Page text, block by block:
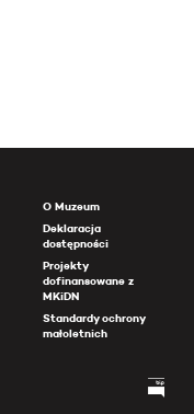
O Muzeum
Deklaracja
dostępności
Projekty
dofinansowane z
MKiDN
Standardy ochrony
małoletnich